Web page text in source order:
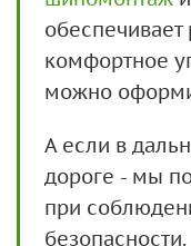
комфортное
можно
А если в
дороге - мы
при
безопасности.